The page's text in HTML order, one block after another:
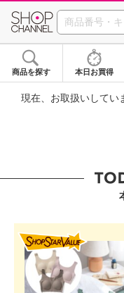
商品を探す 本日お買得
現在、お取扱いしてい